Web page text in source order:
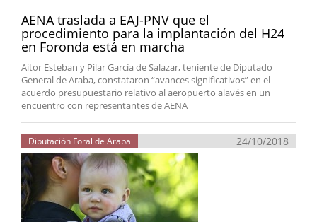
AENA traslada a EAJ-PNV que el
procedimiento para la implantación del H24
en Foronda está en marcha
Aitor Esteban y Pilar García de Salazar, teniente de Diputado
General de Araba, constataron “avances significativos” en el
acuerdo presupuestario relativo al aeropuerto alavés en un
encuentro con representantes de AENA
Diputación Foral de Araba 24/10/2018